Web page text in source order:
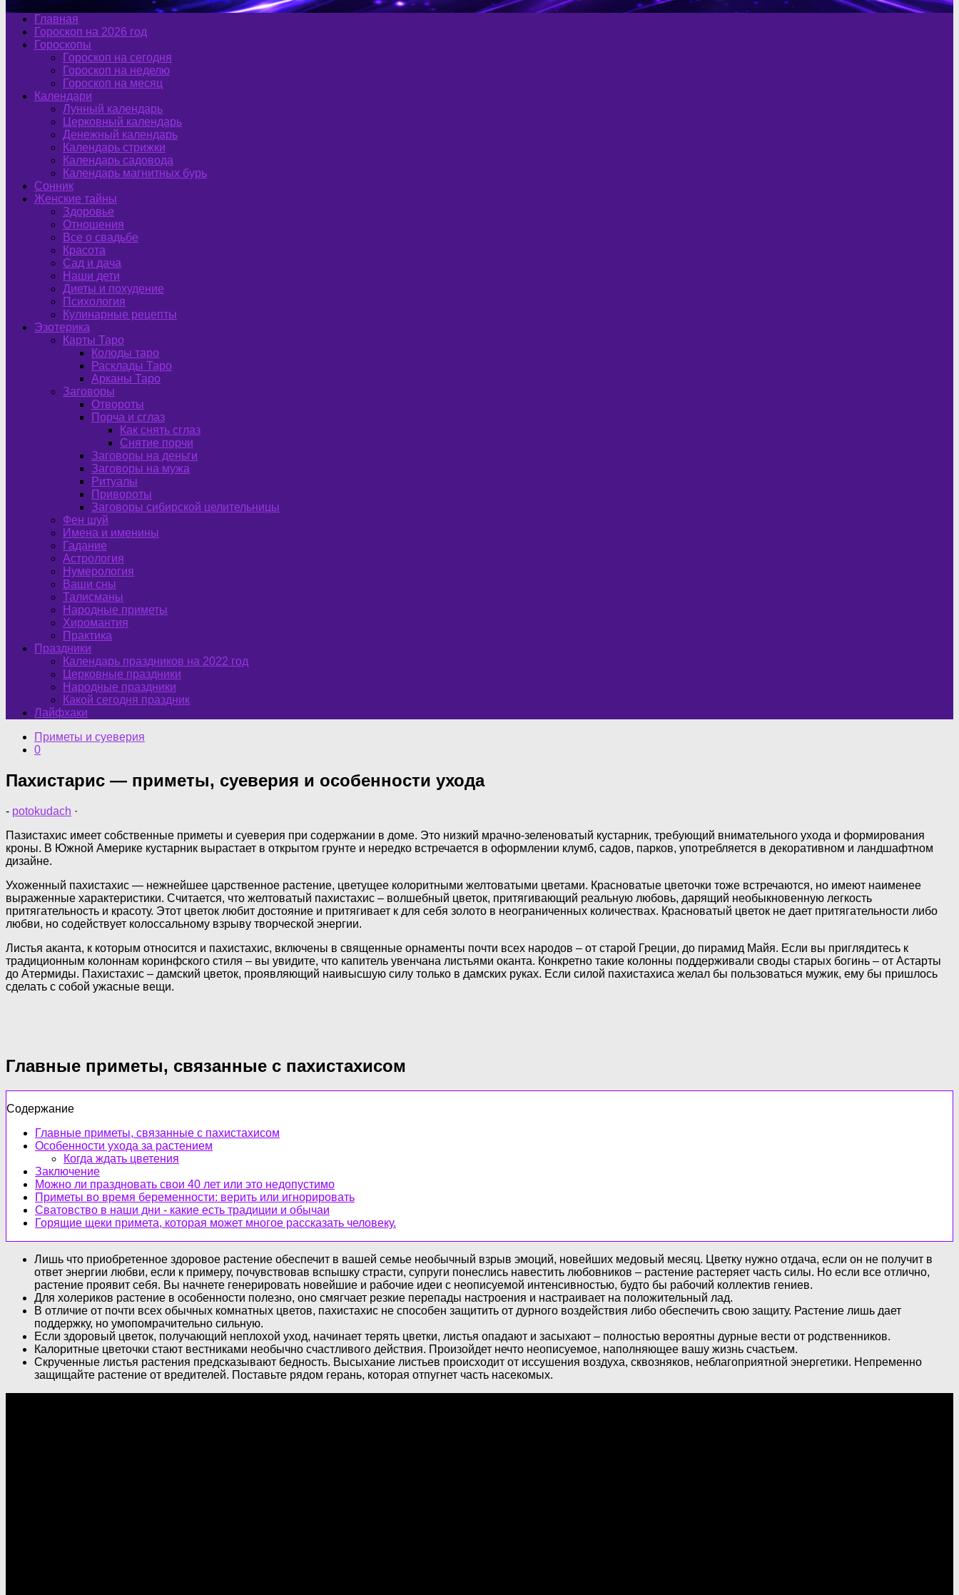
Главная
Гороскоп на 2026 год
Гороскопы
Гороскоп на сегодня
Гороскоп на неделю
Гороскоп на месяц
Календари
Лунный календарь
Церковный календарь
Денежный календарь
Календарь стрижки
Календарь садовода
Календарь магнитных бурь
Сонник
Женские тайны
Здоровье
Отношения
Все о свадьбе
Красота
Сад и дача
Наши дети
Диеты и похудение
Психология
Кулинарные рецепты
Эзотерика
Карты Таро
Колоды таро
Расклады Таро
Арканы Таро
Заговоры
Отвороты
Порча и сглаз
Как снять сглаз
Снятие порчи
Заговоры на деньги
Заговоры на мужа
Ритуалы
Привороты
Заговоры сибирской целительницы
Фен шуй
Имена и именины
Гадание
Астрология
Нумерология
Ваши сны
Талисманы
Народные приметы
Хиромантия
Практика
Праздники
Календарь праздников на 2022 год
Церковные праздники
Народные праздники
Какой сегодня праздник
Лайфхаки
Приметы и суеверия
0
Пахистарис — приметы, суеверия и особенности ухода
- potokudach ·
Пазистахис имеет собственные приметы и суеверия при содержании в доме. Это низкий мрачно-зеленоватый кустарник, требующий внимательного ухода и формирования
кроны. В Южной Америке кустарник вырастает в открытом грунте и нередко встречается в оформлении клумб, садов, парков, употребляется в декоративном и ландшафтном
дизайне.
Ухоженный пахистахис — нежнейшее царственное растение, цветущее колоритными желтоватыми цветами. Красноватые цветочки тоже встречаются, но имеют наименее
выраженные характеристики. Считается, что желтоватый пахистахис – волшебный цветок, притягивающий реальную любовь, дарящий необыкновенную легкость
притягательность и красоту. Этот цветок любит достояние и притягивает к для себя золото в неограниченных количествах. Красноватый цветок не дает притягательности либо
любви, но содействует колоссальному взрыву творческой энергии.
Листья аканта, к которым относится и пахистахис, включены в священные орнаменты почти всех народов – от старой Греции, до пирамид Майя. Если вы приглядитесь к
традиционным колоннам коринфского стиля – вы увидите, что капитель увенчана листьями оканта. Конкретно такие колонны поддерживали своды старых богинь – от Астарты
до Атермиды. Пахистахис – дамский цветок, проявляющий наивысшую силу только в дамских руках. Если силой пахистахиса желал бы пользоваться мужик, ему бы пришлось
сделать с собой ужасные вещи.
Главные приметы, связанные с пахистахисом
Содержание
Главные приметы, связанные с пахистахисом
Особенности ухода за растением
Когда ждать цветения
Заключение
Можно ли праздновать свои 40 лет или это недопустимо
Приметы во время беременности: верить или игнорировать
Сватовство в наши дни - какие есть традиции и обычаи
Горящие щеки примета, которая может многое рассказать человеку.
Лишь что приобретенное здоровое растение обеспечит в вашей семье необычный взрыв эмоций, новейших медовый месяц. Цветку нужно отдача, если он не получит в
ответ энергии любви, если к примеру, почувствовав вспышку страсти, супруги понеслись навестить любовников – растение растеряет часть силы. Но если все отлично,
растение проявит себя. Вы начнете генерировать новейшие и рабочие идеи с неописуемой интенсивностью, будто бы рабочий коллектив гениев.
Для холериков растение в особенности полезно, оно смягчает резкие перепады настроения и настраивает на положительный лад.
В отличие от почти всех обычных комнатных цветов, пахистахис не способен защитить от дурного воздействия либо обеспечить свою защиту. Растение лишь дает
поддержку, но умопомрачительно сильную.
Если здоровый цветок, получающий неплохой уход, начинает терять цветки, листья опадают и засыхают – полностью вероятны дурные вести от родственников.
Калоритные цветочки стают вестниками необычно счастливого действия. Произойдет нечто неописуемое, наполняющее вашу жизнь счастьем.
Скрученные листья растения предсказывают бедность. Высыхание листьев происходит от иссушения воздуха, сквозняков, неблагоприятной энергетики. Непременно
защищайте растение от вредителей. Поставьте рядом герань, которая отпугнет часть насекомых.